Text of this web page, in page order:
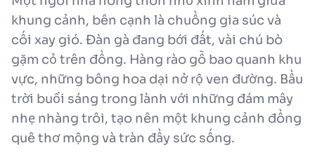
khung cảnh, bên cạnh là chuồng gia súc và
cối xay gió. Đàn gà đang bới đất, vài chú bò
gặm cỏ trên đồng. Hàng rào gỗ bao quanh khu
vực, những bông hoa dại nở rộ ven đường. Bầu
trời buổi sáng trong lành với những đám mây
nhẹ nhàng trôi, tạo nên một khung cảnh đồng
quê thơ mộng và tràn đầy sức sống.